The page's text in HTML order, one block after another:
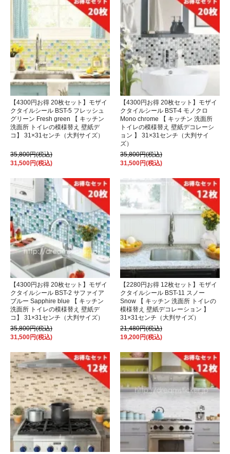
【4300円お得 20枚セット】モザイ
クタイルシール BST-5 フレッシュ
グリーン Fresh green 【 キッチン
洗面所 トイレの模様替え 壁紙デ
コ】 31×31センチ（大判サイズ）
35,800円(税込)
31,500円(税込)
【4300円お得 20枚セット】モザイ
クタイルシール BST-4 モノクロ
Mono chrome 【 キッチン 洗面所
トイレの模様替え 壁紙デコレーシ
ョン 】 31×31センチ（大判サイ
ズ）
35,800円(税込)
31,500円(税込)
【4300円お得 20枚セット】モザイ
クタイルシール BST-2 サファイア
ブルー Sapphire blue 【 キッチン
洗面所 トイレの模様替え 壁紙デ
コ】 31×31センチ（大判サイズ）
35,800円(税込)
31,500円(税込)
【2280円お得 12枚セット】モザイ
クタイルシール BST-11 スノー
Snow 【 キッチン 洗面所 トイレの
模様替え 壁紙デコレーション 】
31×31センチ（大判サイズ）
21,480円(税込)
19,200円(税込)